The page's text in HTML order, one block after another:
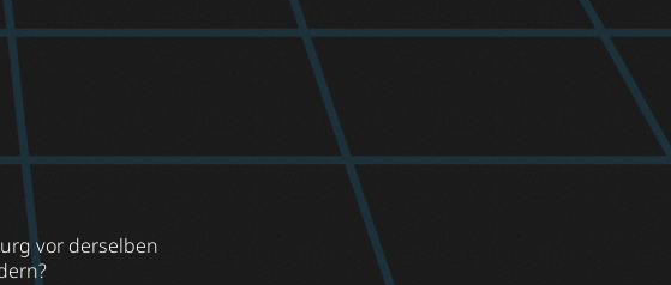
vor derselben